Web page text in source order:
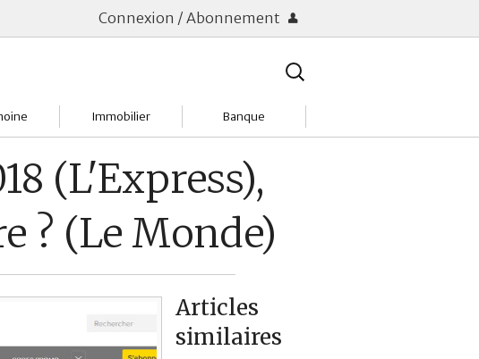
Connexion / Abonnement
Rechercher
stratégie
Immobilier
Acheter
Investir
Location
Tendances
Banque
Changer de banque
Comptes & Livrets
Emprunter
Frais bancaires
Placements & banques
(L'Express),
? (Le Monde)
Articles
similaires